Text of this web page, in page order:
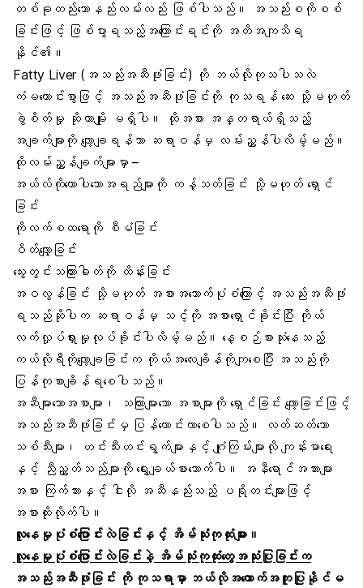
တစ်ခုတည်းသောနည်းလမ်းလည်း ဖြစ်ပါသည်။ အသည်းစကိုစစ်
ခြင်းဖြင့် ဖြစ်ပွားရသည့်အကြောင်းရင်းကို အတိအကျသိရ
နိုင်၏။
Fatty Liver (အသည်းအဆီဖုံးခြင်း) ကို ဘယ်လိုကုသပါသလဲ
ကံမကောင်းစွာဖြင့် အသည်းအဆီဖုံးခြင်းကို ကုသရန် ဆေး သို့မဟုတ်
ခွဲစိတ်မှု ဆိုတာမျိုး မရှိပါ။ ထိုအစား အန္တရာယ်ရှိသည့်
အချက်များကို လျော့ချရန်သာ ဆရာဝန်မှ လမ်းညွှန်ပါလိမ့်မည်။
ထိုလမ်းညွှန်ချက်များမှာ –
အယ်လ်ကိုဟောပါသောအရည်များကို ကန့်သတ်ခြင်း သို့မဟုတ် ရှောင်
ခြင်း
ကိုလက်စထရောကို စီမံခြင်း
ဝိတ်လျှော့ခြင်း
သွေးတွင်းသကြားဓါတ်ကို ထိန်းခြင်း
အဝလွန်ခြင်း သို့မဟုတ် အစားအသောက်ပုံစံကြောင့် အသည်းအဆီဖုံး
ရသည်ဆိုပါက ဆရာဝန်မှ သင့်ကို အစားရှောင်ခိုင်းပြီး ကိုယ်
လက်လှုပ်ရှားမှု လုပ်ခိုင်းပါလိမ့်မည်။ နေ့စဉ်စားသုံးနေသည့်
ကယ်လိုရီကိုလျော့ချခြင်းက ကိုယ်အလေးချိန်ကိုကျစေပြီး အသည်းကို
ပြန်ကုစားချိန်ရစေပါသည်။
အဆီများသောအစာများ၊ သကြားများသော အစာများကို ရှောင်ခြင်း လျော့ခြင်းဖြင့်
အသည်းအဆီဖုံးခြင်းမှ ပြန်ကောင်းလာစေပါသည်။ လတ်ဆတ်သော
သစ်သီးများ၊ ဟင်းသီးဟင်းရွက်မျာ းနှင့်ဂျုံကြမ်းများလို ကျန်းမာရေး
နှင့် ညီညွှတ်သည်များကို ရွေးချယ်စားသောက်ပါ။
အနီရောင်အသားများ
အစား ကြက်သား နှင့် ငါး လို အဆီနည်းသည့် ပရိုတင်းများဖြင့်
အစားထိုးလိုက်ပါ။
လူနေမှုပုံစံပြောင်းလဲခြင်းနှင့် အိမ်သုံးကုထုံးများ။
လူနေမှုပုံစံပြောင်းလဲခြင်းနဲ့ အိမ်သုံးကုထုံးတွေအသုံးပြုခြင်းက
အသည်းအဆီဖုံးခြင်း ကို ကုသရာမှာ ဘယ်လိုအထောက်အကူပြုနိုင်မ